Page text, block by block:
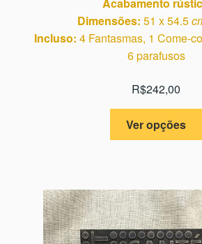
Acabamento
Dimensões: 51 x 54.5
Incluso: 4 Fantasmas, 1 Come-
6 parafusos
R$242,00
Ver opções